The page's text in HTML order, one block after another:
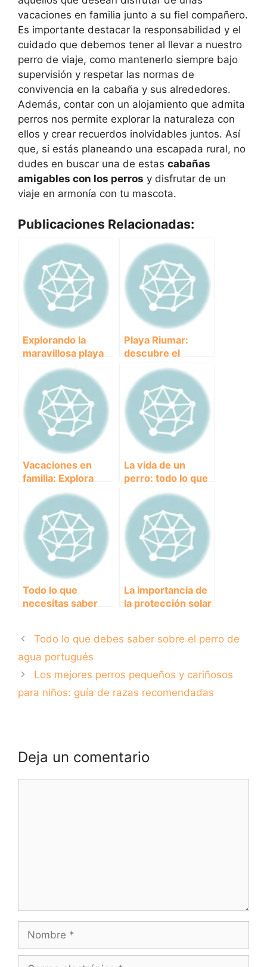
vacaciones en familia junto a su fiel compañero.
Es importante destacar la responsabilidad y el
cuidado que debemos tener al llevar a nuestro
perro de viaje, como mantenerlo siempre bajo
supervisión y respetar las normas de
convivencia en la cabaña y sus alrededores.
Además, contar con un alojamiento que admita
perros nos permite explorar la naturaleza con
ellos y crear recuerdos inolvidables juntos. Así
que, si estás planeando una escapada rural, no
dudes en buscar una de estas cabañas
amigables con los perros y disfrutar de un
viaje en armonía con tu mascota.
Publicaciones Relacionadas:
Explorando la
maravillosa playa
de perros
Guadalmar: ¿Qué
la hace tan
especial?
Playa Riumar:
descubre el
paraíso para
perros en la Costa
Dorada
Vacaciones en
familia: Explora
apartahoteles que
admiten mascotas
La vida de un
perro: todo lo que
necesitas saber
para cuidar a tu
mascota
Todo lo que
necesitas saber
cuidados y
recomendaciones
La importancia de
la protección solar
recomendaciones.
Todo lo que debes saber sobre el perro de
agua portugués
Los mejores perros pequeños y cariñosos
para niños: guía de razas recomendadas
Deja un comentario